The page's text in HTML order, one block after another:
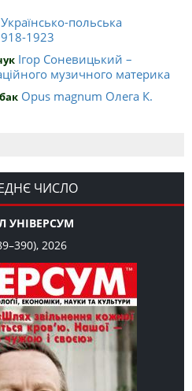
Українсько-польська
1923
Ігор Соневицький –
музичного материка
Opus magnum Олега К.
Романчук Журавель і синиця
й тактики
ЧИСЛО
УНІВЕРСУМ
2026